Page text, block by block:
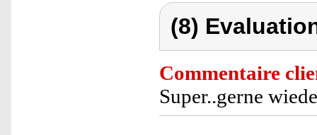
(8)
Commentaire
Super..gerne